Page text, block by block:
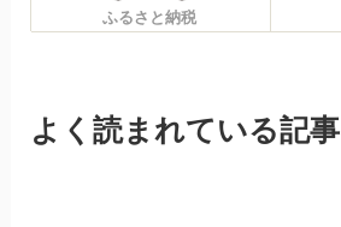
ふるさと納税
よく読まれている記事